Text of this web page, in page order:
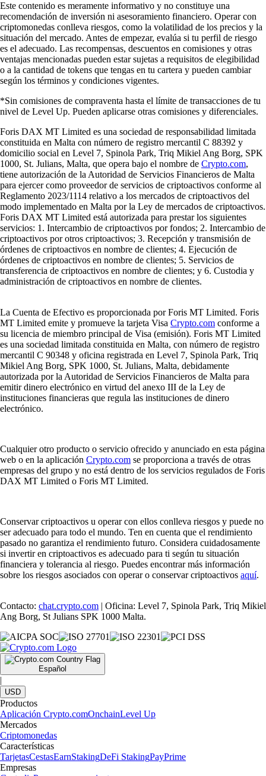
Este contenido es meramente informativo y no constituye una
recomendación de inversión ni asesoramiento financiero. Operar con
criptomonedas conlleva riesgos, como la volatilidad de los precios y la
situación del mercado. Antes de empezar, evalúa si tu perfil de riesgo
es el adecuado. Las recompensas, descuentos en comisiones y otras
ventajas mencionadas pueden estar sujetas a requisitos de elegibilidad
o a la cantidad de tokens que tengas en tu cartera y pueden cambiar
según los términos y condiciones vigentes.
*Sin comisiones de compraventa hasta el límite de transacciones de tu
nivel de Level Up. Pueden aplicarse otras comisiones y diferenciales.
Foris DAX MT Limited es una sociedad de responsabilidad limitada
constituida en Malta con número de registro mercantil C 88392 y
domicilio social en Level 7, Spinola Park, Triq Mikiel Ang Borg, SPK
1000, St. Julians, Malta, que opera bajo el nombre de Crypto.com,
tiene autorización de la Autoridad de Servicios Financieros de Malta
para ejercer como proveedor de servicios de criptoactivos conforme al
Reglamento 2023/1114 relativo a los mercados de criptoactivos del
modo implementado en Malta por la Ley de mercados de criptoactivos.
Foris DAX MT Limited está autorizada para prestar los siguientes
servicios: 1. Intercambio de criptoactivos por fondos; 2. Intercambio de
criptoactivos por otros criptoactivos; 3. Recepción y transmisión de
órdenes de criptoactivos en nombre de clientes; 4. Ejecución de
órdenes de criptoactivos en nombre de clientes; 5. Servicios de
transferencia de criptoactivos en nombre de clientes; y 6. Custodia y
administración de criptoactivos en nombre de clientes.
La Cuenta de Efectivo es proporcionada por Foris MT Limited. Foris
MT Limited emite y promueve la tarjeta Visa Crypto.com conforme a
su licencia de miembro principal de Visa (emisión). Foris MT Limited
es una sociedad limitada constituida en Malta, con número de registro
mercantil C 90348 y oficina registrada en Level 7, Spinola Park, Triq
Mikiel Ang Borg, SPK 1000, St. Julians, Malta, debidamente
autorizada por la Autoridad de Servicios Financieros de Malta para
emitir dinero electrónico en virtud del anexo III de la Ley de
instituciones financieras que regula las instituciones de dinero
electrónico.
Cualquier otro producto o servicio ofrecido y anunciado en esta página
web o en la aplicación Crypto.com se proporciona a través de otras
empresas del grupo y no está dentro de los servicios regulados de Foris
DAX MT Limited o Foris MT Limited.
Conservar criptoactivos u operar con ellos conlleva riesgos y puede no
ser adecuado para todo el mundo. Ten en cuenta que el rendimiento
pasado no garantiza el rendimiento futuro. Considera cuidadosamente
si invertir en criptoactivos es adecuado para ti según tu situación
financiera y tolerancia al riesgo. Puedes encontrar más información
sobre los riesgos asociados con operar o conservar criptoactivos aquí.
Contacto: chat.crypto.com | Oficina: Level 7, Spinola Park, Triq Mikiel
Ang Borg, St Julians SPK 1000 Malta.
Español
|
USD
Productos
Aplicación Crypto.comOnchainLevel Up
Mercados
Criptomonedas
Características
TarjetasCestasEarnStakingDeFi StakingPayPrime
Empresas